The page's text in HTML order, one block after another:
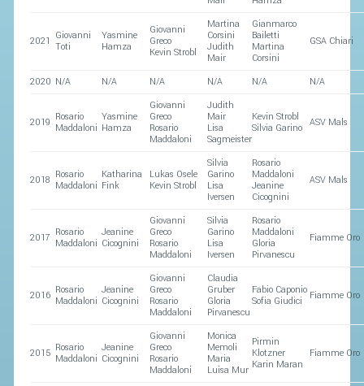
2021 Giovanni
Toti
Yasmine
Hamza
Giovanni
Greco
Kevin Strobl
Martina
Corsini
Judith
Mair
Gianmarco
Bailetti
Martina
Corsini
GSA Chiari
2020 N/A N/A N/A N/A N/A N/A
2019 Rosario
Maddaloni
Yasmine
Hamza
Giovanni
Greco
Rosario
Maddaloni
Judith
Mair
Lisa
Sagmeister
Kevin Strobl
Silvia Garino ASV Mals
2018 Rosario
Maddaloni
Katharina
Fink
Lukas Osele
Kevin Strobl
Silvia
Garino
Lisa
Iversen
Rosario
Maddaloni
Jeanine
Cicognini
ASV Mals
2017 Rosario
Maddaloni
Jeanine
Cicognini
Giovanni
Greco
Rosario
Maddaloni
Silvia
Garino
Lisa
Iversen
Rosario
Maddaloni
Gloria
Pirvanescu
Fiamme Oro
2016 Rosario
Maddaloni
Jeanine
Cicognini
Giovanni
Greco
Rosario
Maddaloni
Claudia
Gruber
Gloria
Pirvanescu
Fabio Caponio
Sofia Giudici
Fiamme Oro
2015 Rosario
Maddaloni
Jeanine
Cicognini
Giovanni
Greco
Rosario
Maddaloni
Monica
Memoli
Maria
Luisa Mur
Pirmin
Klotzner
Karin Maran
Fiamme Oro